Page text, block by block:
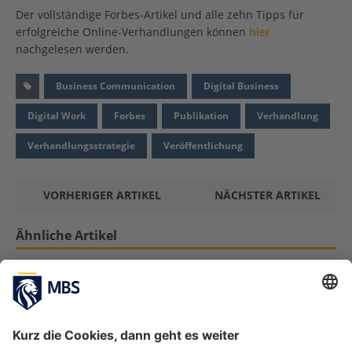
Der vollständige Forbes-Artikel und alle zehn Tipps für
erfolgreiche Online-Verhandlungen können hier
nachgelesen werden.
Business Communication Digital Business
Digital Work Forbes Publikation Verhandlung
Verhandlungsstrategie Veröffentlichung
VORHERIGER ARTIKEL NÄCHSTER ARTIKEL
Ähnliche Artikel
Einarbeitung: Das fehlende Puzzleteil bei der